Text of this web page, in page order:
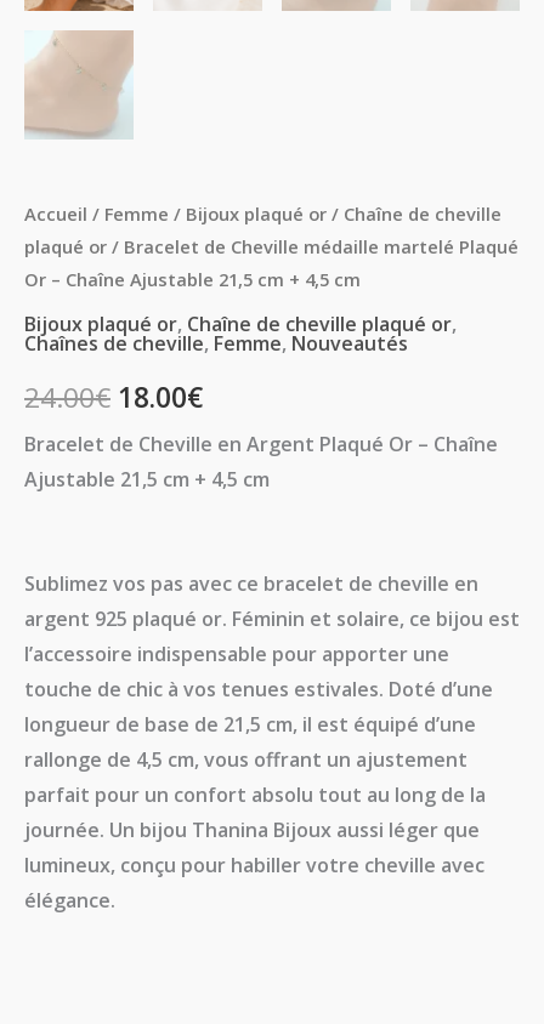
Accueil / Femme / Bijoux plaqué or / Chaîne de cheville
plaqué or / Bracelet de Cheville médaille martelé Plaqué
Or – Chaîne Ajustable 21,5 cm + 4,5 cm
Bijoux plaqué or, Chaîne de cheville plaqué or,
Chaînes de cheville, Femme, Nouveautés
24.00€ 18.00€
Bracelet de Cheville en Argent Plaqué Or – Chaîne
Ajustable 21,5 cm + 4,5 cm
Sublimez vos pas avec ce bracelet de cheville en
argent 925 plaqué or. Féminin et solaire, ce bijou est
l’accessoire indispensable pour apporter une
touche de chic à vos tenues estivales. Doté d’une
longueur de base de 21,5 cm, il est équipé d’une
rallonge de 4,5 cm, vous offrant un ajustement
parfait pour un confort absolu tout au long de la
journée. Un bijou Thanina Bijoux aussi léger que
lumineux, conçu pour habiller votre cheville avec
élégance.